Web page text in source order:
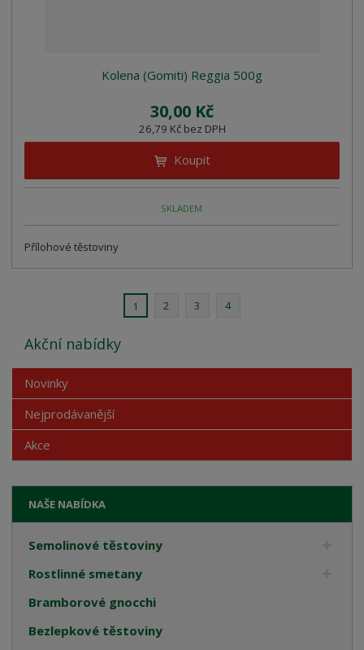
Kolena (Gomiti) Reggia 500g
30,00 Kč
26,79 Kč bez DPH
Koupit
SKLADEM
Přílohové těstoviny
1 2 3 4
NAŠE NABÍDKA
Semolinové těstoviny
Rostlinné smetany
Bramborové gnocchi
Bezlepkové těstoviny
Akční nabídky
Novinky
Nejprodávanější
Akce